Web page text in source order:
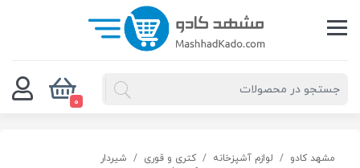
0
مشهد کادو لوازم آشپزخانه کتری و قوری
شیردار